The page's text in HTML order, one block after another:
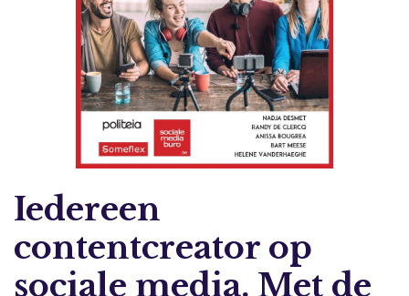
Iedereen
contentcreator op
sociale media. Met de